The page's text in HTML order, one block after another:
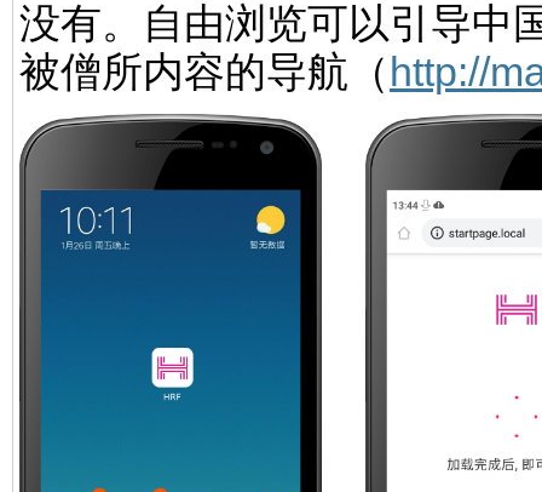
没有。自由浏览可以引导中
被僧所内容的导航（ http://